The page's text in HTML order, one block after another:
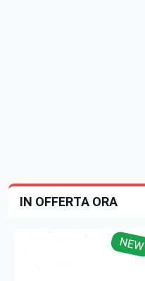
IN OFFERTA ORA
NEW